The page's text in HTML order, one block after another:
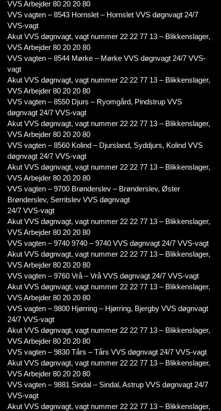
VVS Arbejder 80 20 20 80
VVS vagten – 8543 Hornslet – Hornslet VVS døgnvagt 24/7
VVS-vagt
Akut VVS døgnvagt, vagt nummer 22 22 77 13 – Blikkenslager,
VVS Arbejder 80 20 20 80
VVS vagten – 8544 Mørke – Mørke VVS døgnvagt 24/7 VVS-
vagt
Akut VVS døgnvagt, vagt nummer 22 22 77 13 – Blikkenslager,
VVS Arbejder 80 20 20 80
VVS vagten – 8550 Djurs – Ryomgård, Pindstrup VVS
døgnvagt 24/7 VVS-vagt
Akut VVS døgnvagt, vagt nummer 22 22 77 13 – Blikkenslager,
VVS Arbejder 80 20 20 80
VVS vagten – 8560 Kolind – Djursland, Syddjurs, Kolind VVS
døgnvagt 24/7 VVS-vagt
Akut VVS døgnvagt, vagt nummer 22 22 77 13 – Blikkenslager,
VVS Arbejder 80 20 20 80
VVS vagten – 9700 Brønderslev – Brønderslev, Øster
Brønderslev, Serritslev VVS døgnvagt
24/7 VVS-vagt
Akut VVS døgnvagt, vagt nummer 22 22 77 13 – Blikkenslager,
VVS Arbejder 80 20 20 80
VVS vagten – 9740 9740 – 9740 VVS døgnvagt 24/7 VVS-vagt
Akut VVS døgnvagt, vagt nummer 22 22 77 13 – Blikkenslager,
VVS Arbejder 80 20 20 80
VVS vagten – 9760 Vrå – Vrå VVS døgnvagt 24/7 VVS-vagt
Akut VVS døgnvagt, vagt nummer 22 22 77 13 – Blikkenslager,
VVS Arbejder 80 20 20 80
VVS vagten – 9800 Hjørring – Hjørring, Bjergby VVS døgnvagt
24/7 VVS-vagt
Akut VVS døgnvagt, vagt nummer 22 22 77 13 – Blikkenslager,
VVS Arbejder 80 20 20 80
VVS vagten – 9830 Tårs – Tårs VVS døgnvagt 24/7 VVS-vagt
Akut VVS døgnvagt, vagt nummer 22 22 77 13 – Blikkenslager,
VVS Arbejder 80 20 20 80
VVS vagten – 9881 Sindal – Sindal, Astrup VVS døgnvagt 24/7
VVS-vagt
Akut VVS døgnvagt, vagt nummer 22 22 77 13 – Blikkenslager,